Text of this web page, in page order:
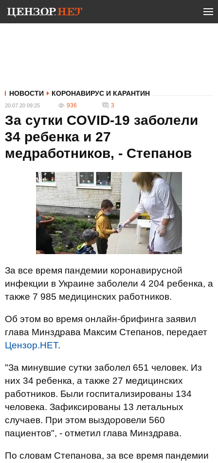
НОВОСТИ КОРОНАВИРУС И КАРАНТИН
20.07.20 09:25 936 3
За сутки COVID-19 заболели
34 ребенка и 27
медработников, - Степанов
За все время пандемии коронавирусной
инфекции в Украине заболели 4 204 ребенка, а
также 7 985 медицинских работников.
Об этом во время онлайн-брифинга заявил
глава Минздрава Максим Степанов, передает
Цензор.НЕТ.
"За минувшие сутки заболел 651 человек. Из
них 34 ребенка, а также 27 медицинских
работников. Были госпитализированы 134
человека. Зафиксированы 13 летальных
случаев. При этом выздоровели 560
пациентов", - отметил глава Минздрава.
По словам Степанова, за все время пандемии